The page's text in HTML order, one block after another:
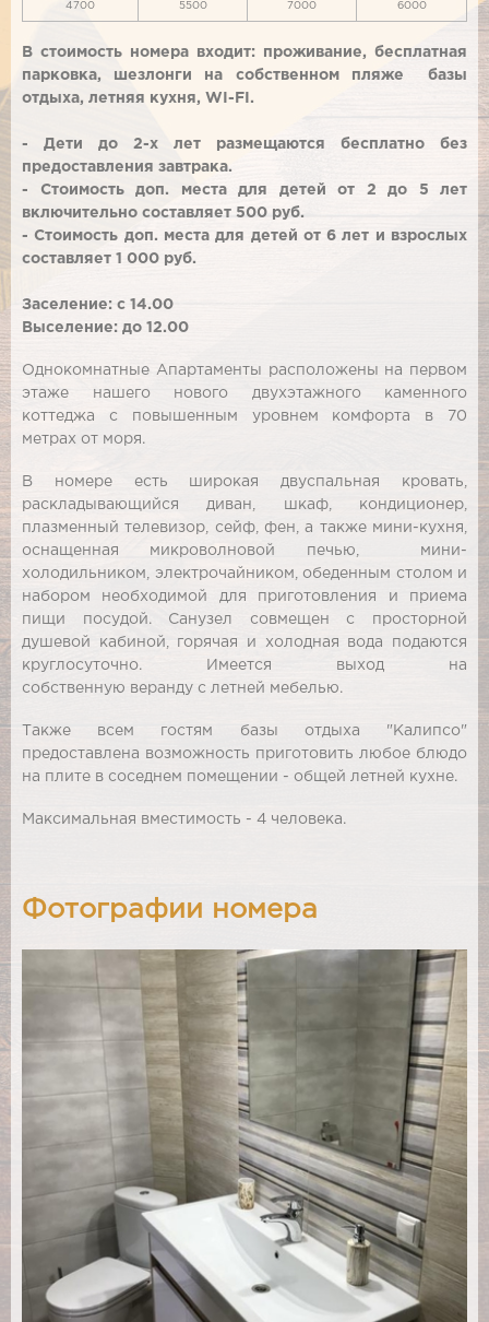
4700 5500 7000 6000
В стоимость номера входит: проживание, бесплатная
парковка, шезлонги на собственном пляже базы
отдыха, летняя кухня, WI-FI.
- Дети до 2-х лет размещаются бесплатно без
предоставления завтрака.
- Стоимость доп. места для детей от 2 до 5 лет
включительно составляет 500 руб.
- Стоимость доп. места для детей от 6 лет и взрослых
составляет 1 000 руб.
Заселение: с 14.00
Выселение: до 12.00
Однокомнатные Апартаменты расположены на первом
этаже нашего нового двухэтажного каменного
коттеджа с повышенным уровнем комфорта в 70
метрах от моря.
В номере есть широкая двуспальная кровать,
раскладывающийся диван, шкаф, кондиционер,
плазменный телевизор, сейф, фен, а также мини-кухня,
оснащенная микроволновой печью, мини-
холодильником, электрочайником, обеденным столом и
набором необходимой для приготовления и приема
пищи посудой. Санузел совмещен с просторной
душевой кабиной, горячая и холодная вода подаются
круглосуточно. Имеется выход на
собственную веранду с летней мебелью.
Также всем гостям базы отдыха "Калипсо"
предоставлена возможность приготовить любое блюдо
на плите в соседнем помещении - общей летней кухне.
Максимальная вместимость - 4 человека.
Фотографии номера